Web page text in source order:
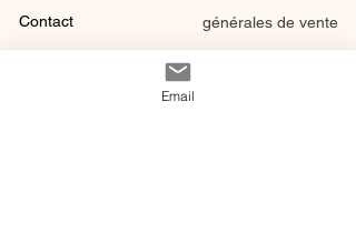
Contact générales de vente
Email